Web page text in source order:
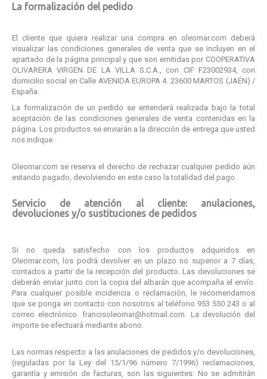
La formalización del pedido
El cliente que quiera realizar una compra en oleomar.com deberá
visualizar las condiciones generales de venta que se incluyen en el
apartado de la página principal y que son emitidas por COOPERATIVA
OLIVARERA VIRGEN DE LA VILLA S.C.A., con CIF F23002934, con
domicilio social en Calle AVENIDA EUROPA 4. 23600 MARTOS (JAÉN) /
España.
La formalización de un pedido se entenderá realizada bajo la total
aceptación de las condiciones generales de venta contenidas en la
página. Los productos se enviarán a la dirección de entrega que usted
nos indique.
Oleomar.com se reserva el derecho de rechazar cualquier pedido aún
estando pagado, devolviendo en este caso la totalidad del pago.
Servicio de atención al cliente: anulaciones,
devoluciones y/o sustituciones de pedidos
Si no queda satisfecho con los productos adquiridos en
Oleomar.com, los podrá devolver en un plazo no superior a 7 días,
contados a partir de la recepción del producto. Las devoluciones se
deberán enviar junto con la copia del albarán que acompaña el envío.
Para cualquier posible incidencia o reclamación, le recomendamos
que se ponga en contacto con nosotros al teléfono 953 550 243 o al
correo electrónico. francisoleomar@hotmail.com. La devolución del
importe se efectuará mediante abono.
Las normas respecto a las anulaciones de pedidos y/o devoluciones,
(reguladas por la Ley del 15/1/96 número 7/1996) reclamaciones,
garantía y emisión de facturas, son las siguientes: No se admitirán